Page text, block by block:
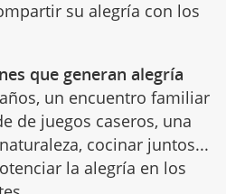
su alegría con los
que generan alegría
un encuentro familiar
de juegos caseros, una
cocinar juntos...
la alegría en los